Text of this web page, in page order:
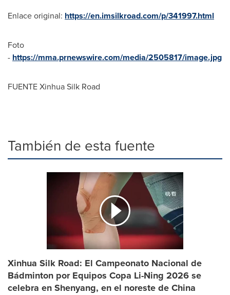
Enlace original: https://en.imsilkroad.com/p/341997.html
Foto
- https://mma.prnewswire.com/media/2505817/image.jpg
FUENTE Xinhua Silk Road
También de esta fuente
Xinhua Silk Road: El Campeonato Nacional de
Bádminton por Equipos Copa Li-Ning 2026 se
celebra en Shenyang, en el noreste de China